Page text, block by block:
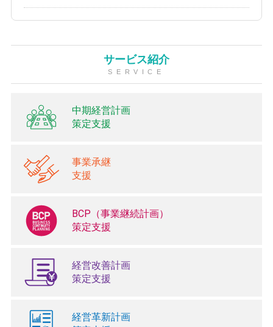
サービス紹介
SERVICE
中期経営計画
策定支援
事業承継
支援
BCP（事業継続計画）
策定支援
経営改善計画
策定支援
経営革新計画